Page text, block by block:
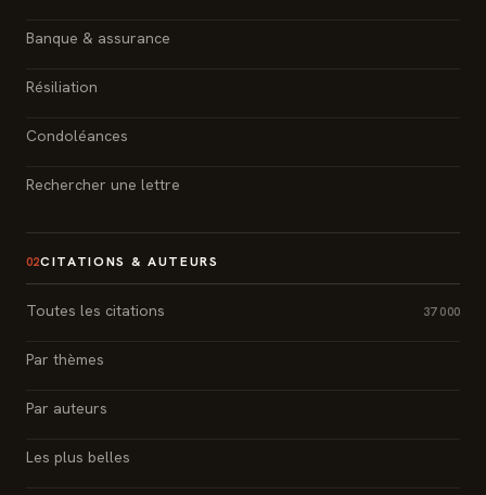
Banque & assurance
Résiliation
Condoléances
Rechercher une lettre
02CITATIONS & AUTEURS
Toutes les citations 37 000
Par thèmes
Par auteurs
Les plus belles